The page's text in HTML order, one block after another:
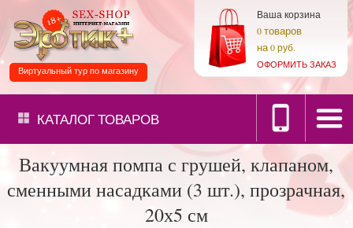
Ваша корзина
0товаров
на0 руб.
ОФОРМИТЬ ЗАКАЗ
Виртуальный тур по магазину
КАТАЛОГТОВАРОВ
Вакуумная помпа с грушей, клапаном,
сменными насадками (3 шт.), прозрачная,
20х5 см